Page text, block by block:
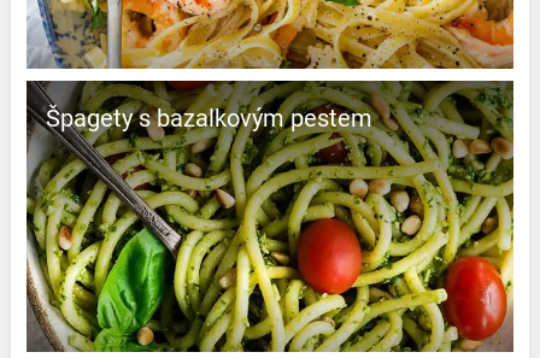
Špagety s bazalkovým pestem